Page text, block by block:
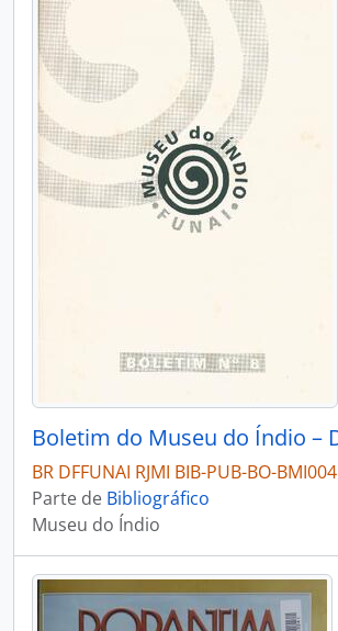
BR DFFUNAI RJMI BIB-PUB-BO-BMI004
Parte de Bibliográfico
Museu do Índio